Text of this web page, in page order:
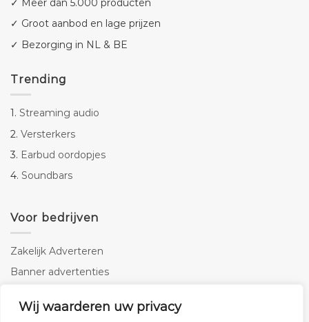
Wij waarderen uw privacy
✓ Meer dan 5.000 producten
✓ Groot aanbod en lage prijzen
✓ Bezorging in NL & BE
Trending
1. Streaming audio
2. Versterkers
3. Earbud oordopjes
4. Soundbars
Voor bedrijven
Zakelijk Adverteren
Banner advertenties
SEO copywriting